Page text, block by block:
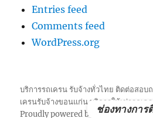
Entries feed
Comments feed
WordPress.org
บริการรถเครน รับจ้างทั่วไทย ติดต่อสอบ
เครนรับจ้างขอนแก่น บริการให้เช่ารถเ
Proudly powered by WordPress
ช่องทางการ